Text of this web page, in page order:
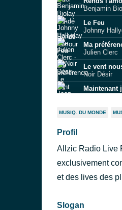
Benjamin
Le Feu
Johnny
Ma
Julien Clerc
Le vent
Noir Désir
Maintenant
Respire
Olivia Ruiz
Joe le taxi
Vanessa
MUSIQ. DU MONDE
Profil
Allzic Radio Live
exclusivement
et des lives des
Slogan